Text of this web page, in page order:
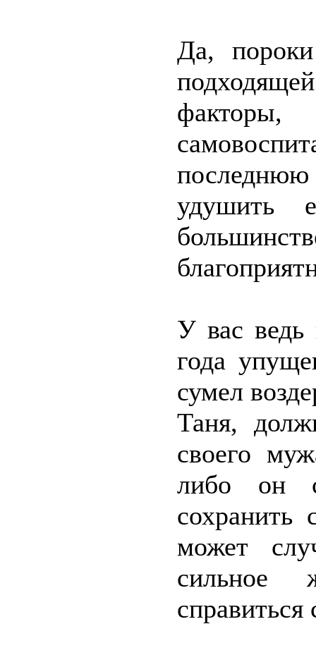
Да,
последнюю
удушить
У вас
года
сумел
Таня,
своего
либо он
сохранить
может
сильное